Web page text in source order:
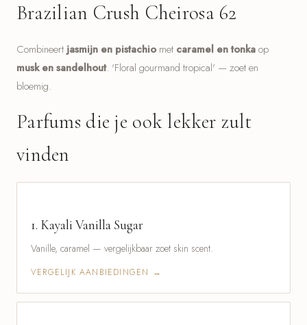
Brazilian Crush Cheirosa 62
Combineertjasmijn en pistachiomet caramel en tonkaop
musk en sandelhout. 'Floral gourmand tropical' — zoet en
bloemig.
Parfums die je ook lekker zult
vinden
1. Kayali Vanilla Sugar
Vanille, caramel — vergelijkbaar zoet skin scent.
VERGELIJK AANBIEDINGEN →